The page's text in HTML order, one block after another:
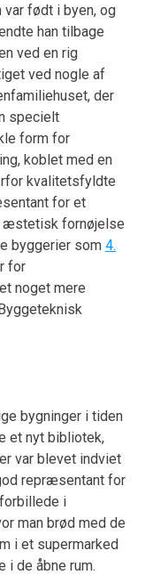
var født i byen, og
han tilbage
ved en rig
ved nogle af
der
specielt
form for
koblet med en
kvalitetsfyldte
for et
æstetisk fornøjelse
byggerier som 4.
for
noget mere
bygninger i tiden
et nyt bibliotek,
var blevet indviet
repræsentant for
i
man brød med de
i et supermarked
i de åbne rum.